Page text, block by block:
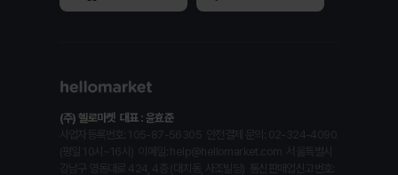
(주) 헬로마켓 대표 : 윤효준